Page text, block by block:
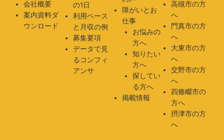
会社概要
案内資料ダ
ウンロード
の1日
利用ペース
と月収の例
募集要項
データで見
るコンフィ
アンサ
障がいとお
仕事
お悩みの
方へ
知りたい
方へ
探してい
る方へ
掲載情報
高槻市の方
へ
門真市の方
へ
大東市の方
へ
交野市の方
へ
四條畷市の
方へ
摂津市の方
へ